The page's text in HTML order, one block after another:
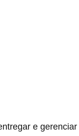
e gerenciar